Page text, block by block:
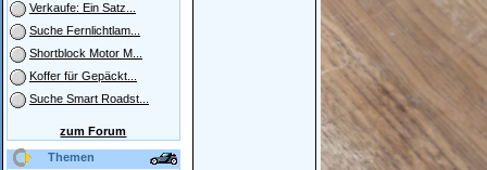
Verkaufe: Ein Satz...
Suche Fernlichtlam...
Shortblock Motor M...
Koffer für Gepäckt...
Suche Smart Roadst...
zum Forum
Themen